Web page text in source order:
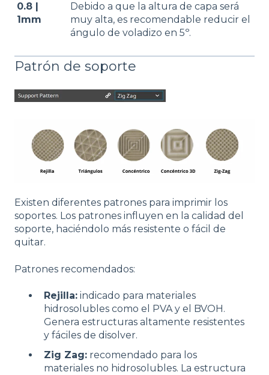
0.8 |
1mm
Debido a que la altura de capa será
muy alta, es recomendable reducir el
ángulo de voladizo en 5º.
Patrón de soporte
Existen diferentes patrones para imprimir los
soportes. Los patrones influyen en la calidad del
soporte, haciéndolo más resistente o fácil de
quitar.
Patrones recomendados:
Rejilla: indicado para materiales
hidrosolubles como el PVA y el BVOH.
Genera estructuras altamente resistentes
y fáciles de disolver.
Zig Zag: recomendado para los
materiales no hidrosolubles. La estructura